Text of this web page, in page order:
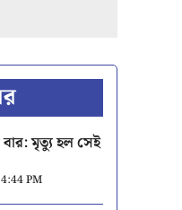
মৃত্যু হল সেই
PM